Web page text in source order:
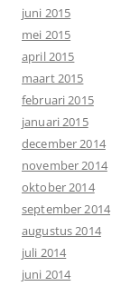
juni 2015
mei 2015
april 2015
maart 2015
februari 2015
januari 2015
december 2014
november 2014
oktober 2014
september 2014
augustus 2014
juli 2014
juni 2014